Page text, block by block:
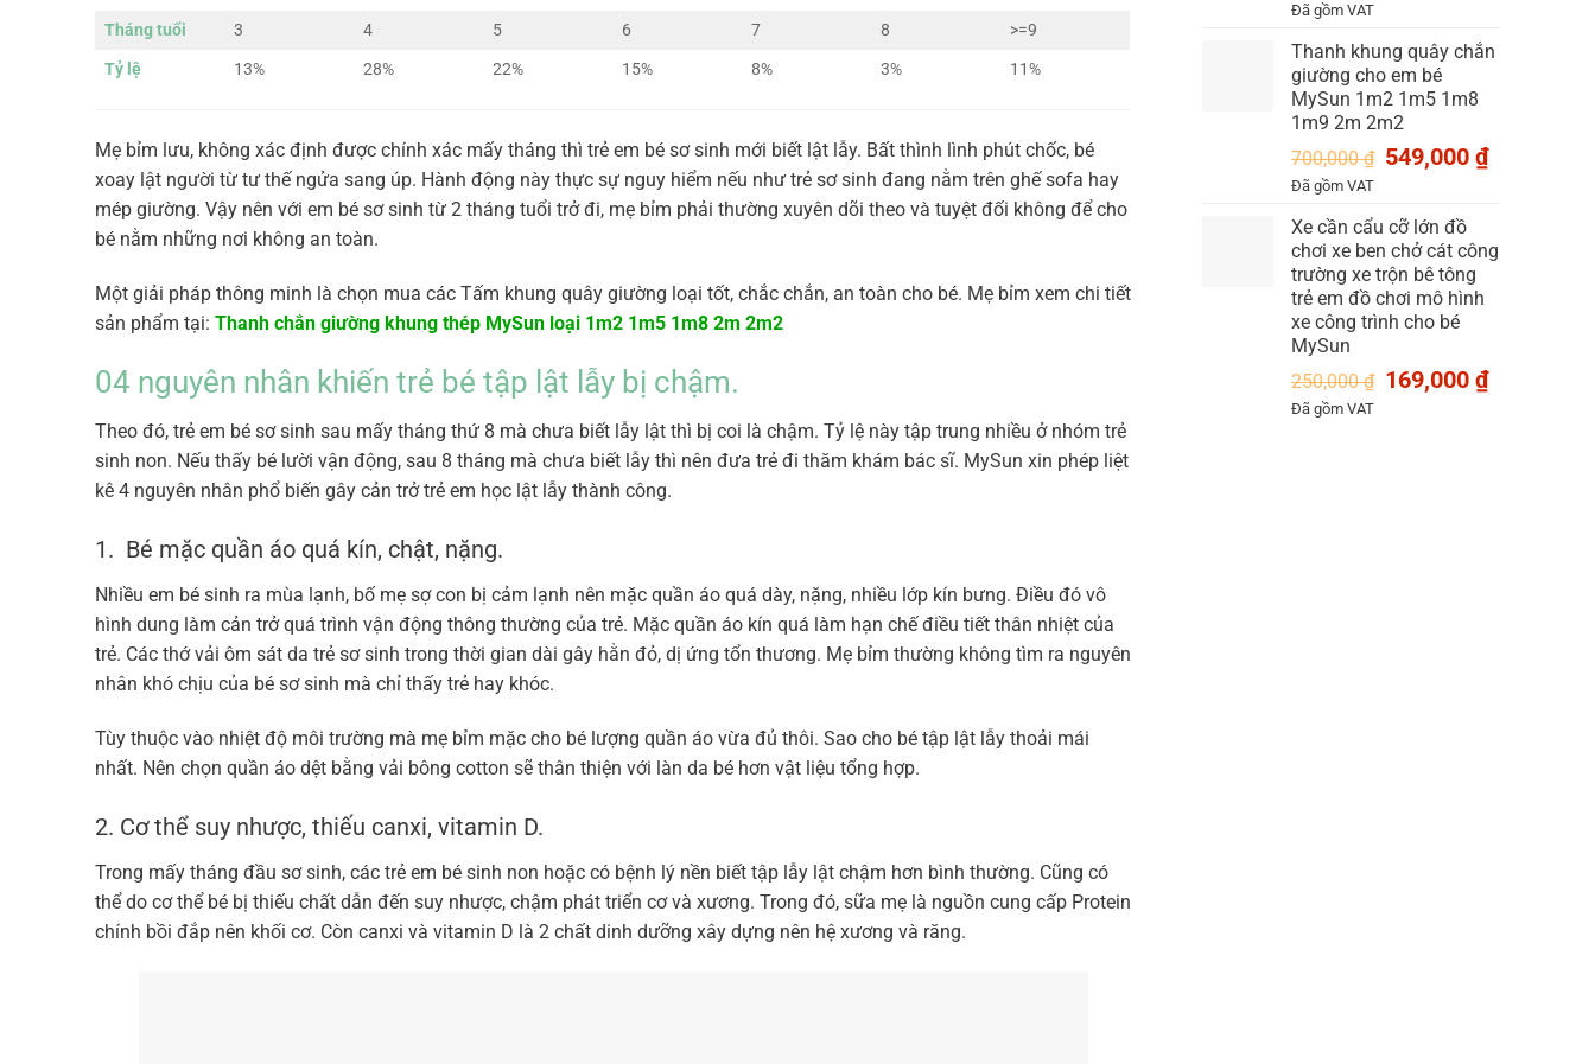
Tháng tuổi 3 4 5 6 7 8
>=9
Tỷ lệ
13% 28% 22% 15% 8% 3% 11%
Mẹ bỉm lưu, không xác định được chính xác mấy tháng thì trẻ em bé sơ sinh mới biết lật lẫy. Bất thình lình phút chốc, bé
xoay lật người từ tư thế ngửa sang úp. Hành động này thực sự nguy hiểm nếu như trẻ sơ sinh đang nằm trên ghế sofa hay
mép giường. Vậy nên với em bé sơ sinh từ 2 tháng tuổi trở đi, mẹ bỉm phải thường xuyên dõi theo và tuyệt đối không để cho
bé nằm những nơi không an toàn.
Một giải pháp thông minh là chọn mua các Tấm khung quây giường loại tốt, chắc chắn, an toàn cho bé. Mẹ bỉm xem chi tiết
sản phẩm tại: Thanh chắn giường khung thép MySun loại 1m2 1m5 1m8 2m 2m2
04 nguyên nhân khiến trẻ bé tập lật lẫy bị chậm.
Theo đó, trẻ em bé sơ sinh sau mấy tháng thứ 8 mà chưa biết lẫy lật thì bị coi là chậm. Tỷ lệ này tập trung nhiều ở nhóm trẻ
sinh non. Nếu thấy bé lười vận động, sau 8 tháng mà chưa biết lẫy thì nên đưa trẻ đi thăm khám bác sĩ. MySun xin phép liệt
kê 4 nguyên nhân phổ biến gây cản trở trẻ em học lật lẫy thành công.
1. Bé mặc quần áo quá kín, chật, nặng.
Nhiều em bé sinh ra mùa lạnh, bố mẹ sợ con bị cảm lạnh nên mặc quần áo quá dày, nặng, nhiều lớp kín bưng. Điều đó vô
hình dung làm cản trở quá trình vận động thông thường của trẻ. Mặc quần áo kín quá làm hạn chế điều tiết thân nhiệt của
trẻ. Các thớ vải ôm sát da trẻ sơ sinh trong thời gian dài gây hằn đỏ, dị ứng tổn thương. Mẹ bỉm thường không tìm ra nguyên
nhân khó chịu của bé sơ sinh mà chỉ thấy trẻ hay khóc.
Tùy thuộc vào nhiệt độ môi trường mà mẹ bỉm mặc cho bé lượng quần áo vừa đủ thôi. Sao cho bé tập lật lẫy thoải mái
nhất. Nên chọn quần áo dệt bằng vải bông cotton sẽ thân thiện với làn da bé hơn vật liệu tổng hợp.
2. Cơ thể suy nhược, thiếu canxi, vitamin D.
Trong mấy tháng đầu sơ sinh, các trẻ em bé sinh non hoặc có bệnh lý nền biết tập lẫy lật chậm hơn bình thường. Cũng có
thể do cơ thể bé bị thiếu chất dẫn đến suy nhược, chậm phát triển cơ và xương. Trong đó, sữa mẹ là nguồn cung cấp Protein
chính bồi đắp nên khối cơ. Còn canxi và vitamin D là 2 chất dinh dưỡng xây dựng nên hệ xương và răng.
89,000 ₫
169,000 ₫
Đã gồm VAT
Thanh khung quây chắn
giường cho em bé
MySun 1m2 1m5 1m8
1m9 2m 2m2
700,000₫ Giá
700,000 ₫.
549,000 ₫Giá
hiện
549,000 ₫.
Đã gồm VAT
Xe cần cẩu cỡ lớn đồ
chơi xe ben chở cát công
trường xe trộn bê tông
trẻ em đồ chơi mô hình
xe công trình cho bé
MySun
250,000₫ Giá
169,000 ₫Giá
hiện
Đã gồm VAT